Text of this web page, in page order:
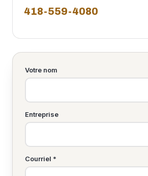
418-559-4080
Votre nom
Entreprise
Courriel *